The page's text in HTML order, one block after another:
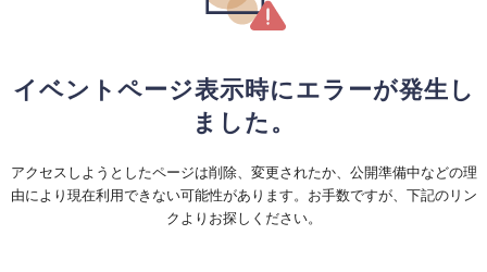
イベントページ表示時にエラーが発生し
ました。
アクセスしようとしたページは削除、変更されたか、公開準備中などの理
由により現在利用できない可能性があります。お手数ですが、下記のリン
クよりお探しください。